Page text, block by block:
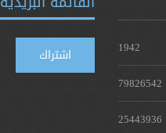
1942
79826542
25443936
اشتراك